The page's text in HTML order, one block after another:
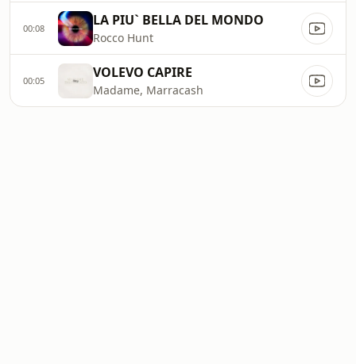
00:08 LA PIU` BELLA DEL MONDO
Rocco Hunt
00:05 VOLEVO CAPIRE
Madame, Marracash